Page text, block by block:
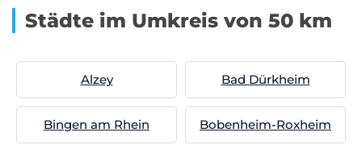
Städte im Umkreis von 50 km
Alzey Bad Dürkheim
Bingen am Rhein Bobenheim-Roxheim